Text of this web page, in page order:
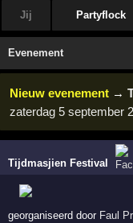
Jij Partyflock
Evenement
Nieuw evenement →
zaterdag 5 september
Tijdmasjien Festival
georganiseerd door Faul